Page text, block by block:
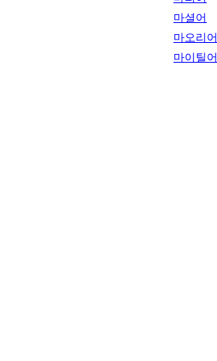
마셜어
마오리어
마이틸어